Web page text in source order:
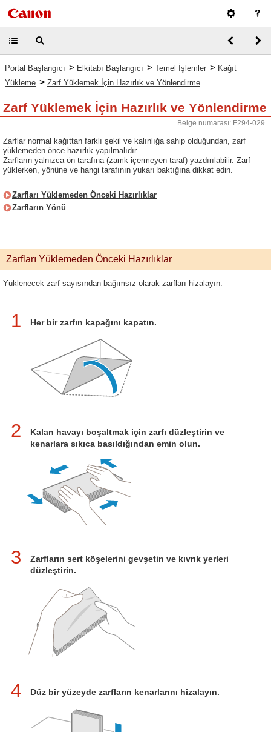
Portal Başlangıcı > Elkitabı Başlangıcı > Temel İşlemler > Kağıt
Yükleme > Zarf Yüklemek İçin Hazırlık ve Yönlendirme
Zarf Yüklemek İçin Hazırlık ve Yönlendirme
Belge numarası: F294-029
Zarflar normal kağıttan farklı şekil ve kalınlığa sahip olduğundan, zarf
yüklemeden önce hazırlık yapılmalıdır.
Zarfların yalnızca ön tarafına (zamk içermeyen taraf) yazdırılabilir. Zarf
yüklerken, yönüne ve hangi tarafının yukarı baktığına dikkat edin.
Zarfları Yüklemeden Önceki Hazırlıklar
Zarfların Yönü
Zarfları Yüklemeden Önceki Hazırlıklar
Yüklenecek zarf sayısından bağımsız olarak zarfları hizalayın.
1 Her bir zarfın kapağını kapatın.
2
Kalan havayı boşaltmak için zarfı düzleştirin ve
kenarlara sıkıca basıldığından emin olun.
3
Zarfların sert köşelerini gevşetin ve kıvrık yerleri
düzleştirin.
4 Düz bir yüzeyde zarfların kenarlarını hizalayın.